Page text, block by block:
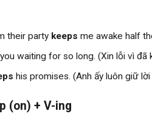
their party keeps me awake half
you waiting for so long. (Xin lỗi vì đã
his promises. (Anh ấy luôn giữ lời
(on) + V-ing